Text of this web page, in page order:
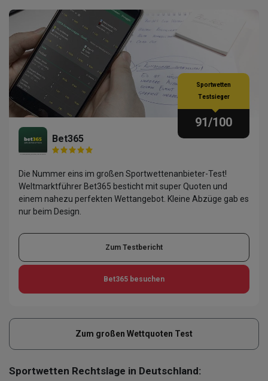
Bet365
Sportwetten
Testsieger
91/100
Die Nummer eins im großen Sportwettenanbieter-Test!
Weltmarktführer Bet365 besticht mit super Quoten und
einem nahezu perfekten Wettangebot. Kleine Abzüge gab es
nur beim Design.
Zum Testbericht
Bet365 besuchen
Zum großen Wettquoten Test
Sportwetten Rechtslage in Deutschland: